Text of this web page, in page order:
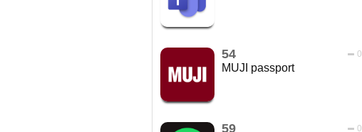
54 0
MUJI passport
59 0